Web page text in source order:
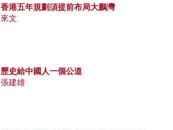
香港五年規劃須提前布局大鵬灣
來文
歷史給中國人一個公道
張建雄